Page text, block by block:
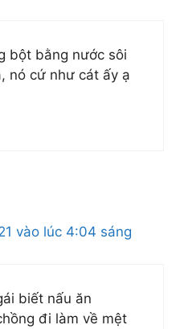
bột bằng nước sôi
nó cứ như cát ấy ạ
vào lúc 4:04 sáng
biết nấu ăn
đi làm về mệt